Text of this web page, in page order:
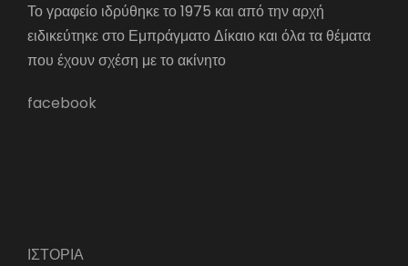
Το γραφείο ιδρύθηκε το 1975 και από την αρχή
ειδικεύτηκε στο Εμπράγματο Δίκαιο και όλα τα θέματα
που έχουν σχέση με το ακίνητο
facebook
ΙΣΤΟΡΙΑ